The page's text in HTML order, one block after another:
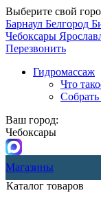
Выберите свой
Барнаул Белгород
Чебоксары
Перезвонить
Гидромассаж
Что
Ваш город:
Чебоксары
Магазины
Каталог товаров